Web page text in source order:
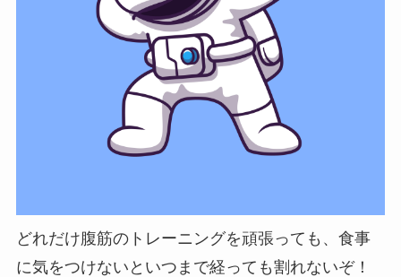
どれだけ腹筋のトレーニングを頑張っても、食事
に気をつけないといつまで経っても割れないぞ！